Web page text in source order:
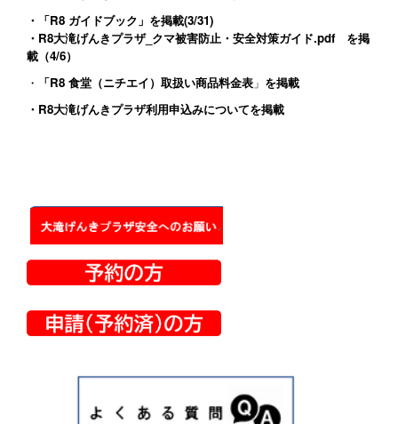
・ 「R8 ガイドブック」 を掲載(3/31)
・ R8大滝げんきプラザ_クマ被害防止・安全対策ガイド.pdfを掲
載（4/6）
・
「R8 食堂（ニチエイ）取扱い商品料金表 」 を掲載
・ R8大滝げんきプラザ利用申込みについてを掲載